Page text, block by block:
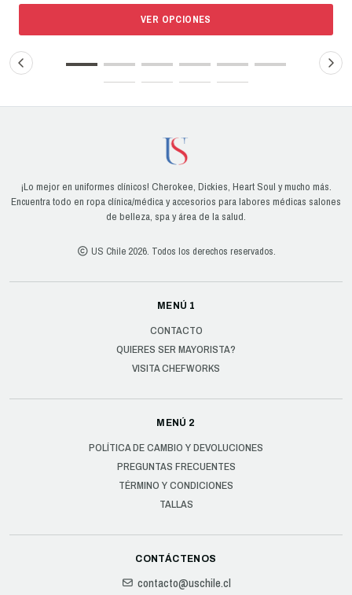
VER OPCIONES
¡Lo mejor en uniformes clínicos! Cherokee, Dickies, Heart Soul y mucho más.
Encuentra todo en ropa clínica/médica y accesorios para labores médicas salones
de belleza, spa y área de la salud.
US Chile 2026. Todos los derechos reservados.
MENÚ 1
CONTACTO
QUIERES SER MAYORISTA?
VISITA CHEFWORKS
MENÚ 2
POLÍTICA DE CAMBIO Y DEVOLUCIONES
PREGUNTAS FRECUENTES
TÉRMINO Y CONDICIONES
TALLAS
CONTÁCTENOS
contacto@uschile.cl